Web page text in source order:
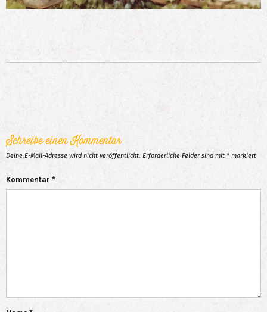
Schreibe einen Kommentar
Deine E-Mail-Adresse wird nicht veröffentlicht. Erforderliche Felder sind mit * markiert
Kommentar *